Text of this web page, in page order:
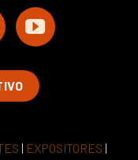
| EXPOSITORES |